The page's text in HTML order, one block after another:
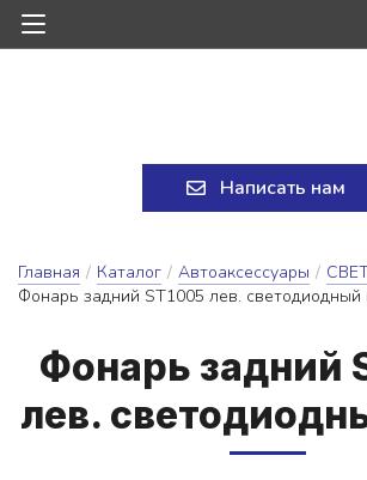
Написать нам
Главная / Каталог / Автоаксессуары /
Фонарь задний ST1005 лев. светодиодный
Фо­нарь зад­ний
лев.